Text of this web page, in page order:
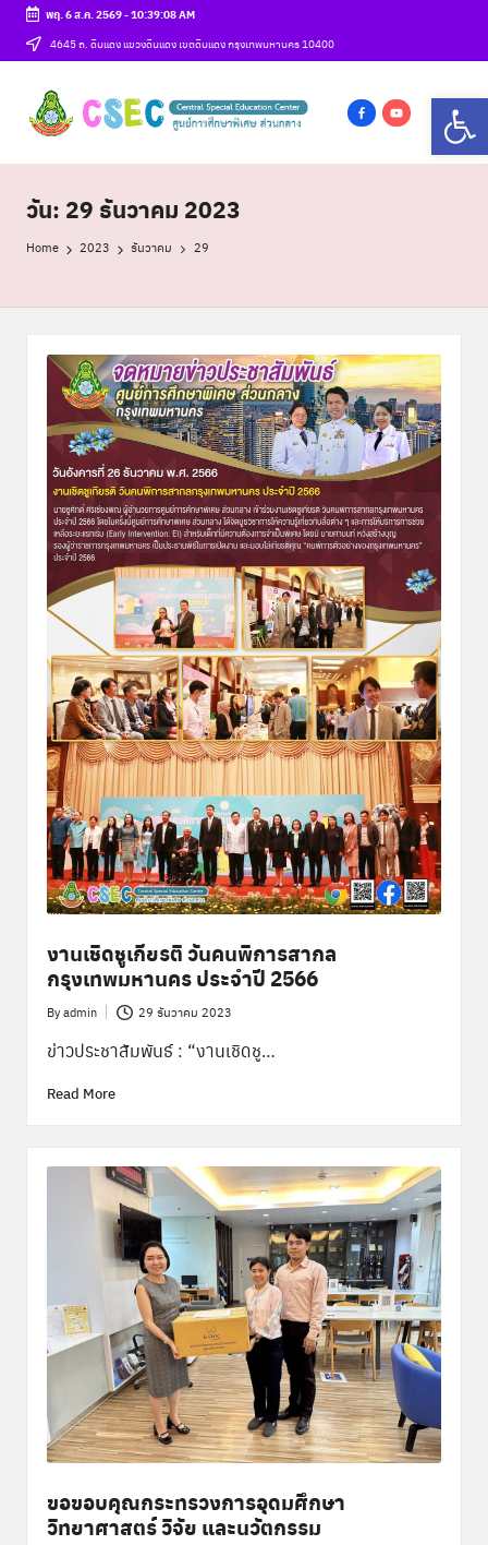
Skip
content
พฤ. 6 ส.ค. 2569-10:39:09 AM
4645 ถ. ดินแดง แขวงดินแดง เขตดินแดง กรุงเทพมหานคร 10400
ศู
น
ก
า
ร
ก
ษ
พิ
ศ
ษ
น
ก
csec
a
o
o
e
วัน: 29 ธันวาคม 2023
Home 2023 ธันวาคม 29
งานเชิดชูเกียรติ วันคนพิการสากล
กรุงเทพมหานคร ประจำปี 2566
Posted
by
Byadmin 29 ธันวาคม 2023
ข่าวประชาสัมพันธ์ : “งานเชิดชู…
Read More
ขอขอบคุณกระทรวงการอุดมศึกษา
วิทยาศาสตร์ วิจัย และนวัตกรรม